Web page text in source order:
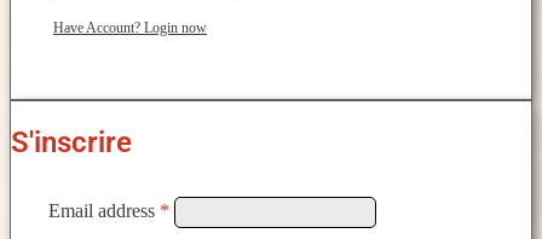
Have Account? Login now
S'inscrire
Email address *